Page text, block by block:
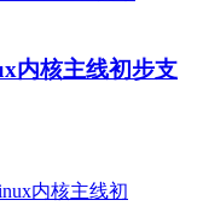
内核主线初步支